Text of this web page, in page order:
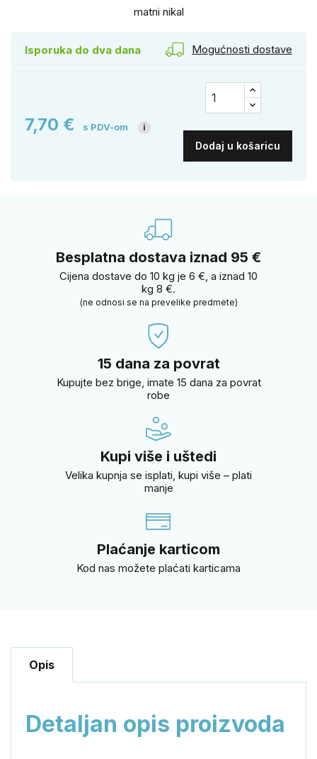
matni nikal
Isporuka do dva dana Mogućnosti dostave
7,70 € s PDV-om i
Dodaj u košaricu
Besplatna dostava iznad 95 €
Cijena dostave do 10 kg je 6 €, a iznad 10
kg 8 €.
(ne odnosi se na prevelike predmete)
15 dana za povrat
Kupujte bez brige, imate 15 dana za povrat
robe
Kupi više i uštedi
Velika kupnja se isplati, kupi više – plati
manje
Plaćanje karticom
Kod nas možete plaćati karticama
Opis
Detaljan opis proizvoda